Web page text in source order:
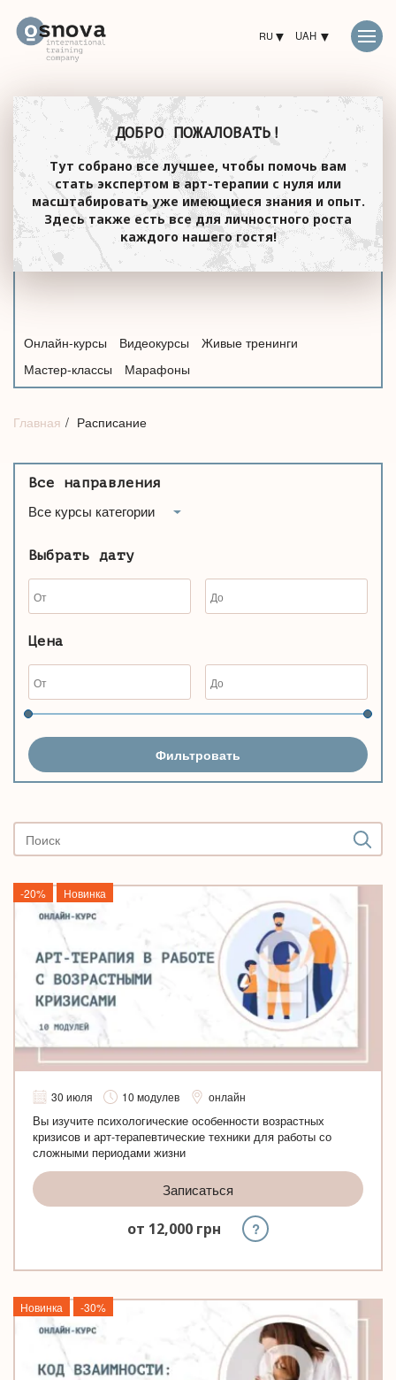
RU UAH
ДОБРО ПОЖАЛОВАТЬ!
Тут собрано все лучшее, чтобы помочь вам
стать экспертом в арт-терапии с нуля или
масштабировать уже имеющиеся знания и опыт.
Здесь также есть все для личностного роста
каждого нашего гостя!
Онлайн-курсы Видеокурсы
Живые тренинги
Мастер-классы
Марафоны
Главная Расписание
Все направления
Все курсы категории
Выбрать дату
Цена
-20% Новинка
30 июля 10 модулев онлайн
Вы изучите психологические особенности возрастных
кризисов и арт-терапевтические техники для работы со
сложными периодами жизни
Записаться
от 12,000 грн ?
Новинка -30%